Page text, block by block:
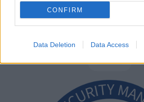
CONFIRM
Data Deletion Data Access